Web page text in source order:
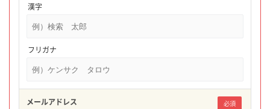
漢字
フリガナ
メールアドレス 必須